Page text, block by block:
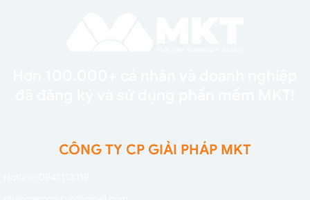
CÔNG TY CP GIẢI PHÁP MKT